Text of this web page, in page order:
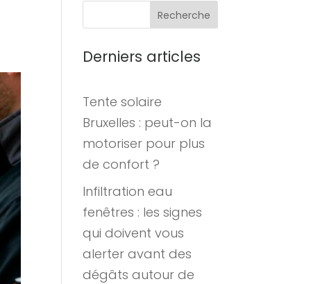
Recherche
Derniers articles
Tente solaire
Bruxelles : peut-on la
motoriser pour plus
de confort ?
Infiltration eau
fenêtres : les signes
qui doivent vous
alerter avant des
dégâts autour de